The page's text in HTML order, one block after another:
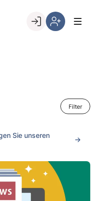
Filter
Sie unseren